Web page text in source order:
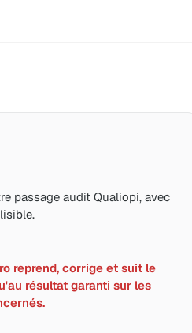
passage audit Qualiopi, avec
reprend, corrige et suit le
résultat garanti sur les